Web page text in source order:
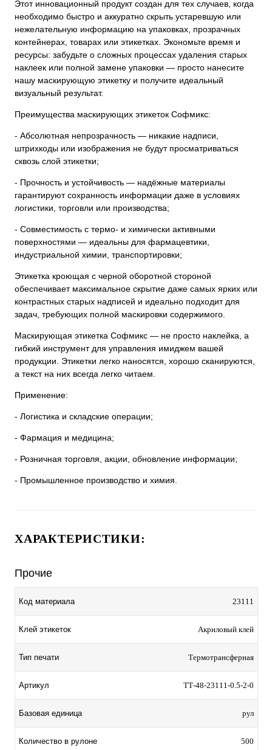
Этот инновационный продукт создан для тех случаев, когда
необходимо быстро и аккуратно скрыть устаревшую или
нежелательную информацию на упаковках, прозрачных
контейнерах, товарах или этикетках. Экономьте время и
ресурсы: забудьте о сложных процессах удаления старых
наклеек или полной замене упаковки — просто нанесите
нашу маскирующую этикетку и получите идеальный
визуальный результат.
Преимущества маскирующих этикеток Софмикс:
- Абсолютная непрозрачность — никакие надписи,
штрихкоды или изображения не будут просматриваться
сквозь слой этикетки;
- Прочность и устойчивость — надёжные материалы
гарантируют сохранность информации даже в условиях
логистики, торговли или производства;
- Совместимость с термо- и химически активными
поверхностями — идеальны для фармацевтики,
индустриальной химии, транспортировки;
Этикетка кроющая с черной оборотной стороной
обеспечивает максимальное скрытие даже самых ярких или
контрастных старых надписей и идеально подходит для
задач, требующих полной маскировки содержимого.
Маскирующая этикетка Софмикс — не просто наклейка, а
гибкий инструмент для управления имиджем вашей
продукции. Этикетки легко наносятся, хорошо сканируются,
а текст на них всегда легко читаем.
Применение:
- Логистика и складские операции;
- Фармация и медицина;
- Розничная торговля, акции, обновление информации;
- Промышленное производство и химия.
ХАРАКТЕРИСТИКИ:
Прочие
Код материала 23111
Клей этикеток Акриловый клей
Тип печати Термотрансферная
Артикул TТ-48-23111-0.5-2-0
Базовая единица рул
Количество в рулоне 500